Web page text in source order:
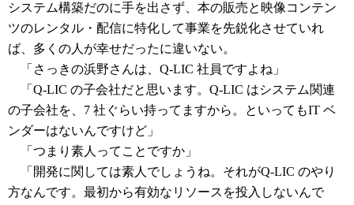
システム構築だのに手を出さず、本の販売と映像コンテン
ツのレンタル・配信に特化して事業を先鋭化させていれ
ば、多くの人が幸せだったに違いない。
「さっきの浜野さんは、Q-LIC 社員ですよね」
「Q-LIC の子会社だと思います。Q-LIC はシステム関連
の子会社を、7 社ぐらい持ってますから。といってもIT ベ
ンダーはないんですけど」
「つまり素人ってことですか」
「開発に関しては素人でしょうね。それがQ-LIC のやり
方なんです。最初から有効なリソースを投入しないんで